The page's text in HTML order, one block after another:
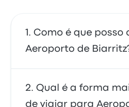
Como é que posso
Aeroporto de
Pode apanhar o
acesso direto ao
Qual é a forma
de viajar para